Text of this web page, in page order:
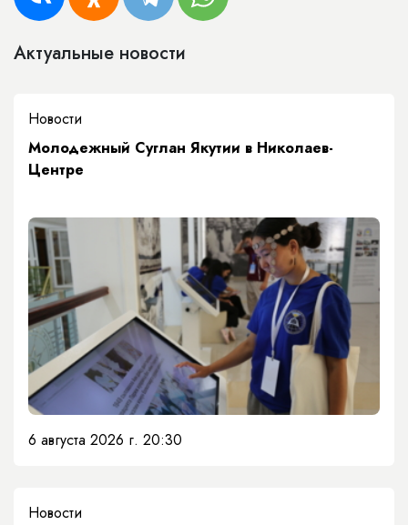
Актуальные новости
Новости
Молодежный Суглан Якутии в Николаев-
Центре
6 августа 2026 г. 20:30
Новости